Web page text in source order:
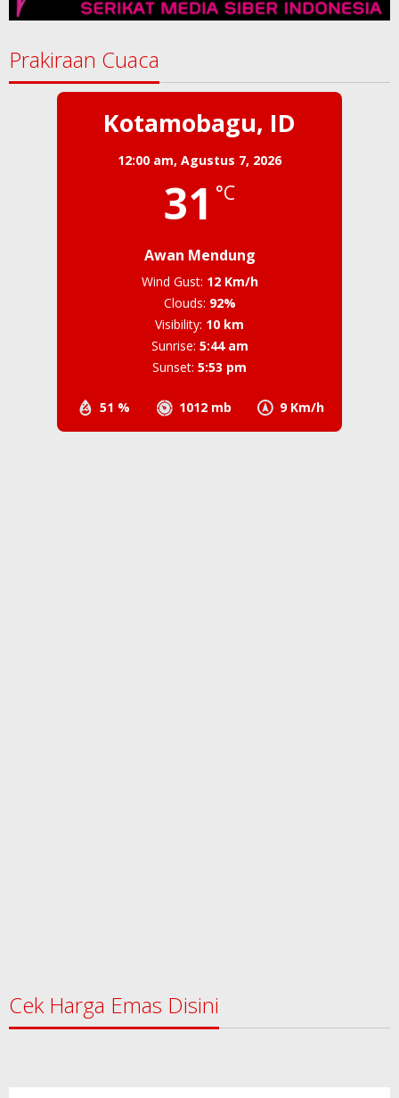
Prakiraan Cuaca
Kotamobagu, ID
12:00 am, Agustus 7, 2026
31 °C
Awan Mendung
51 % 1012 mb 9 Km/h
Wind Gust: 12 Km/h
Clouds: 92%
Visibility: 10 km
Sunrise: 5:44 am
Sunset: 5:53 pm
Cek Harga Emas Disini